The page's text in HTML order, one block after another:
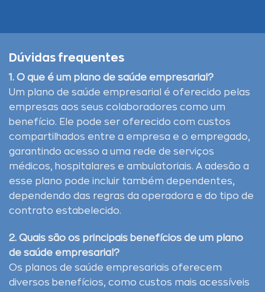
Dúvidas frequentes
1. O que é um plano de saúde empresarial?
Um plano de saúde empresarial é oferecido pelas
empresas aos seus colaboradores como um
benefício. Ele pode ser oferecido com custos
compartilhados entre a empresa e o empregado,
garantindo acesso a uma rede de serviços
médicos, hospitalares e ambulatoriais. A adesão a
esse plano pode incluir também dependentes,
dependendo das regras da operadora e do tipo de
contrato estabelecido.
2. Quais são os principais benefícios de um plano
de saúde empresarial?
Os planos de saúde empresariais oferecem
diversos benefícios, como custos mais acessíveis